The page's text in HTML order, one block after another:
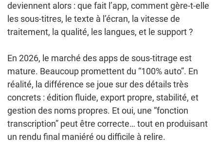
deviennent alors : que fait l’app, comment gère-t-elle
les sous-titres, le texte à l’écran, la vitesse de
traitement, la qualité, les langues, et le support ?
En 2026, le marché des apps de sous-titrage est
mature. Beaucoup promettent du “100% auto”. En
réalité, la différence se joue sur des détails très
concrets : édition fluide, export propre, stabilité, et
gestion des noms propres. Et oui, une “fonction
transcription” peut être correcte… tout en produisant
un rendu final maniéré ou difficile à relire.